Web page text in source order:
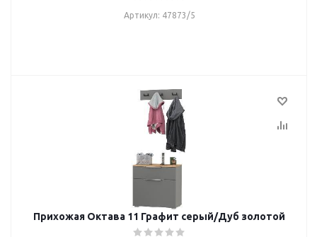
Артикул: 47873/5
Прихожая Октава 11 Графит серый/Дуб золотой